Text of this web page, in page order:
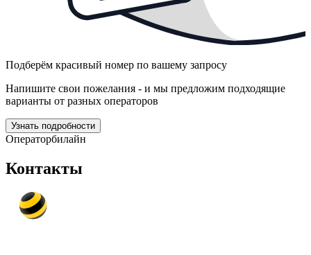
Подберём красивый номер по вашему запросу
Напишите свои пожелания - и мы предложим подходящие
варианты от разных операторов
Узнать подробности
Операторбилайн
Контакты